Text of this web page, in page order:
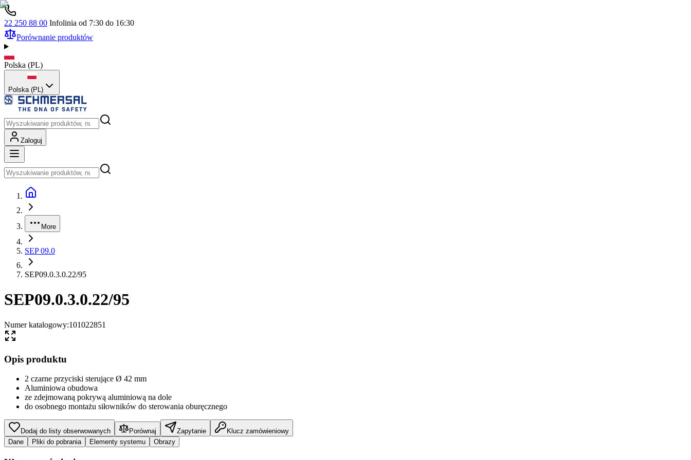
22 250 88 00 Infolinia od 7:30 do 16:30
Porównanie produktów
Polska (PL)
Polska (PL)
Zaloguj
More
SEP 09.0
SEP09.0.3.0.22/95
SEP09.0.3.0.22/95
Numer katalogowy:101022851
Opis produktu
2 czarne przyciski sterujące Ø 42 mm
Aluminiowa obudowa
ze zdejmowaną pokrywą aluminiową na dole
do osobnego montażu siłowników do sterowania oburęcznego
Dodaj do listy obserwowanych Porównaj Zapytanie
Klucz zamówieniowy
Dane
Pliki do pobrania Elementy systemu Obrazy